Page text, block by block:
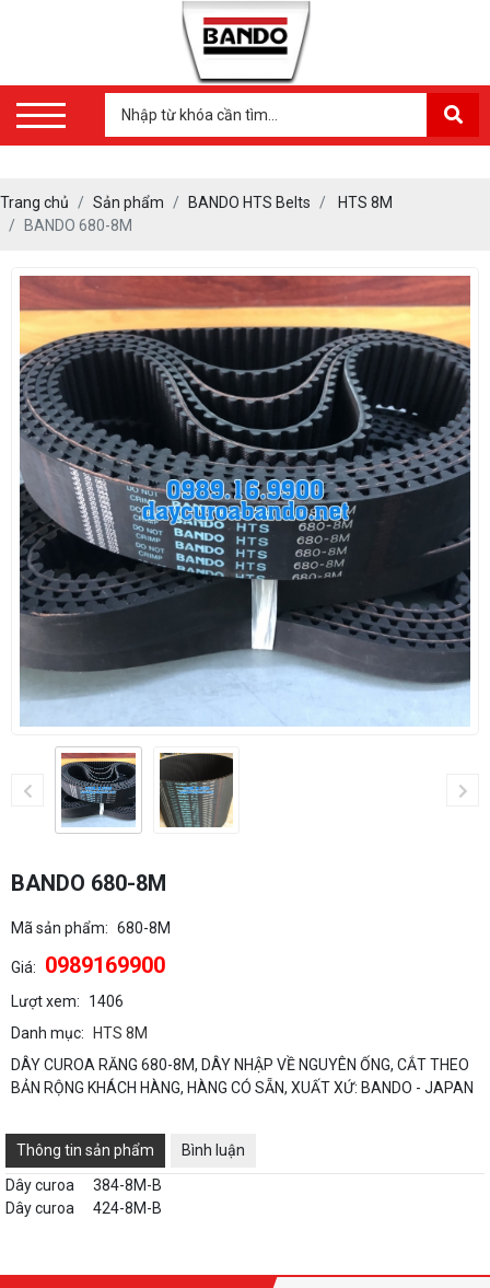
Trang chủ Sản phẩm BANDO HTS Belts
HTS 8M
BANDO 680-8M
BANDO 680-8M
Mã sản phẩm: 680-8M
Giá: 0989169900
Lượt xem:
1406
Danh mục:
HTS 8M
DÂY CUROA RĂNG 680-8M, DÂY NHẬP VỀ NGUYÊN ỐNG, CẮT THEO
BẢN RỘNG KHÁCH HÀNG, HÀNG CÓ SẴN, XUẤT XỨ: BANDO - JAPAN
Thông tin sản phẩm
Bình luận
Dây curoa
384-8M-B
Dây curoa
424-8M-B